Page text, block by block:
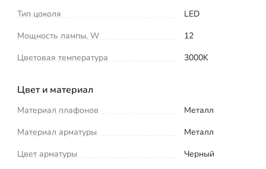
Тип цоколя
LED
Мощность лампы, W
12
Цветовая температура
3000K
Цвет и материал
Материал плафонов
Металл
Материал арматуры
Металл
Цвет арматуры
Черный